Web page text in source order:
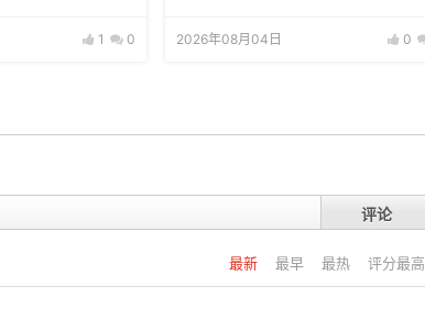
1 0 2026年08月04日 0
评论
最新 最早 最热 评分最高